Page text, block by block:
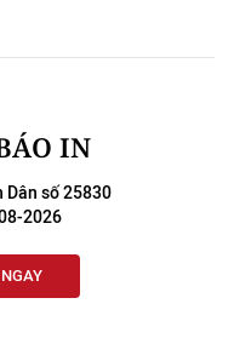
IN
Dân số 25830
2026